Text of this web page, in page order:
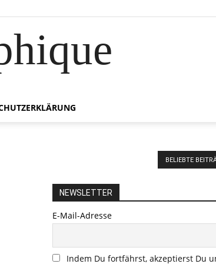
BELIEBTE
NEWSLETTER
E-Mail-Adresse
Indem Du fortfährst, akzeptierst Du